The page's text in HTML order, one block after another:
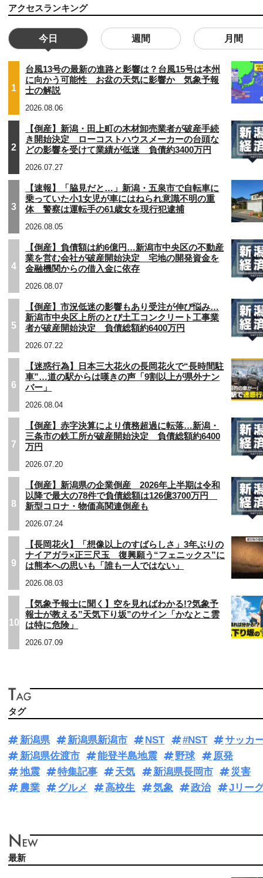
アクセスランキング
今日 週間 月間
1
台風13号の最新の進路と影響は？台風15号は本州
に向かう可能性 お盆の天気に影響か 気象予報
士の解説
2026.08.06
2
【倒産】新潟・田上町の木材卸売業者が破産手続
き開始決定 ローコストハウスメーカーの台頭な
どの影響を受けて業績が低迷 負債約3400万円
2026.07.27
3
【速報】「脇見だと…」新潟・五泉市で自転車に
乗っていた小1女児が車にはねられ意識不明の重
体 警察は運転手の61歳女を現行犯逮捕
2026.08.05
4
【倒産】負債額は約6億円…新潟市中央区の不動産
業を営む会社が破産開始決定 宅地の開発資金を
金融機関からの借入金に依存
2026.08.07
5
【倒産】市況低迷の影響もあり受注が伸び悩み…
新潟市中央区上所のとび土工コンクリート工事業
者が破産開始決定 負債総額約6400万円
2026.07.22
6
【迷惑行為】日本三大花火の長岡花火で“長時間駐
車”…道の駅からは嘆きの声「9割以上が県外ナン
バー」
2026.08.04
7
【倒産】赤字決算により債務超過に転落…新潟・
三条市の鉄工所が破産開始決定 負債総額約6400
万円
2026.07.20
8
【倒産】新潟県の企業倒産 2026年上半期は令和
以降で最大の78件で負債総額は126億3700万円
新型コロナ・物価高関連倒産も
2026.07.24
9
【長岡花火】「想像以上のすばらしさ」3年ぶりの
ナイアガラ×正三尺玉 復興願う“フェニックス”に
は熊本への思いも「誰も一人ではない」
2026.08.03
10
【気象予報士に聞く】空を見ればわかる!?気象予
報士が教える”天気下り坂”のサイン「かなとこ雲
は特に危険」
2026.07.09
タグ
新潟県 新潟県新潟市 NST #NST
サッカ
新潟県佐渡市
能登半島地震 野球
原発
地震
特集記事 天気 新潟県長岡市
災害
農業
グルメ 高校生 気象 政治 Jリー
最新